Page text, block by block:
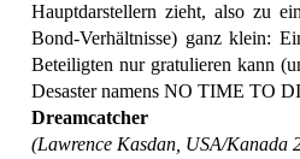
Hauptdarstellern zieht, also zu
Bond-Verhältnisse) ganz klein:
Beteiligten nur gratulieren kann
Desaster namens NO TIME TO
Dreamcatcher
(Lawrence Kasdan, USA/Kanada